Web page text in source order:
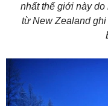
nhất thế giới này
từ New Zealand